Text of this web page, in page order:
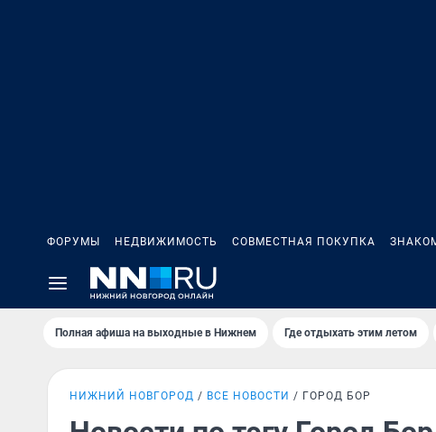
ФОРУМЫ НЕДВИЖИМОСТЬ СОВМЕСТНАЯ ПОКУПКА
Полная афиша на выходные в Нижнем Где отдыхать этим летом
НИЖНИЙ НОВГОРОД ВСЕ НОВОСТИ ГОРОД БОР